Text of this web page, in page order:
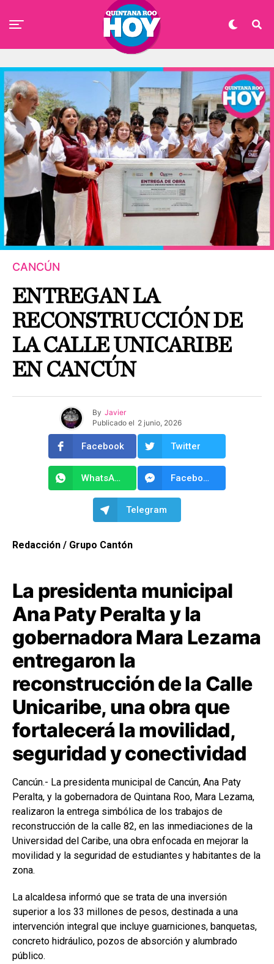
CANCÚN
ENTREGAN LA
RECONSTRUCCIÓN DE
LA CALLE UNICARIBE
EN CANCÚN
By Javier
Publicado el 2 junio, 2026
Facebook Twitter
WhatsApp Facebook Messenger
Telegram
Redacción / Grupo Cantón
La presidenta municipal
Ana Paty Peralta y la
gobernadora Mara Lezama
entregaron la
reconstrucción de la Calle
Unicaribe, una obra que
fortalecerá la movilidad,
seguridad y conectividad
Cancún.- La presidenta municipal de Cancún, Ana Paty
Peralta, y la gobernadora de Quintana Roo, Mara Lezama,
realizaron la entrega simbólica de los trabajos de
reconstrucción de la calle 82, en las inmediaciones de la
Universidad del Caribe, una obra enfocada en mejorar la
movilidad y la seguridad de estudiantes y habitantes de la
zona.
La alcaldesa informó que se trata de una inversión
superior a los 33 millones de pesos, destinada a una
intervención integral que incluye guarniciones, banquetas,
concreto hidráulico, pozos de absorción y alumbrado
público.